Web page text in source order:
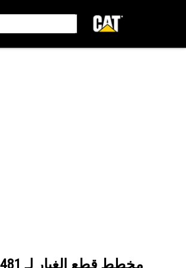
مخطط قطع الغيار لـ 481-1623